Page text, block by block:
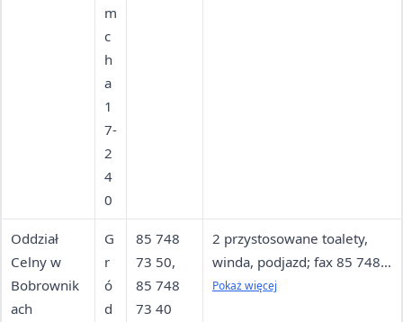
m
c
h
a
1
7-
2
4
0
Oddział
Celny w
Bobrownik
ach
G
r
ó
d
85 748
73 50,
85 748
73 40
2 przystosowane toalety,
winda, podjazd; fax 85 748
73 78, 85 748 73 79
Pokaż więcej